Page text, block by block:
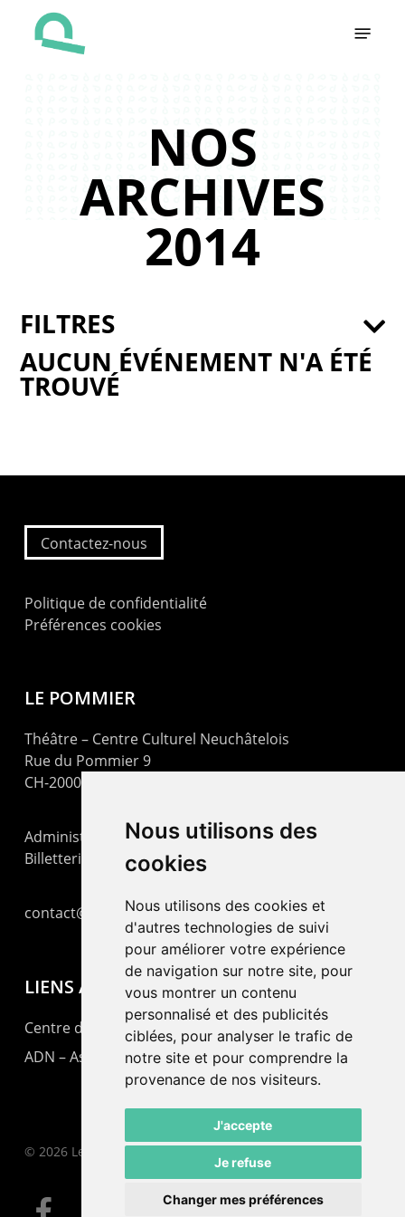
Nous utilisons des
cookies
Nous utilisons des cookies et
d'autres technologies de suivi
pour améliorer votre expérience
de navigation sur notre site, pour
vous montrer un contenu
personnalisé et des publicités
ciblées, pour analyser le trafic de
notre site et pour comprendre la
provenance de nos visiteurs.
J'accepte
Je refuse
Changer mes préférences
NOS
ARCHIVES
2014
AUCUN ÉVÉNEMENT N'A ÉTÉ
TROUVÉ
FILTRES
Contactez-nous
Politique de confidentialité
Préférences cookies
LE POMMIER
Théâtre – Centre Culturel Neuchâtelois
Rue du Pommier 9
CH-2000 Neuchâtel
Administration : +41 32 725 03 03
Billetterie : +41 32 725 05 05
contact@lepommier.ch
LIENS AMIS
Centre de culture ABC
ADN – Association Danse Neuchâtel
© 2026 Le Pommier.
facebook email